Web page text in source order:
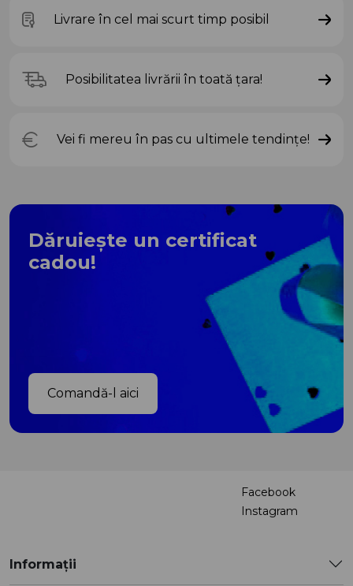
Livrare în cel mai scurt timp posibil
Posibilitatea livrării în toată țara!
Vei fi mereu în pas cu ultimele tendințe!
Dăruiește un certificat
cadou!
Comandă-l aici
Facebook
Instagram
Informații